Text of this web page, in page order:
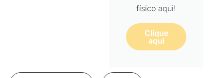
físico aqui!
Clique
aqui